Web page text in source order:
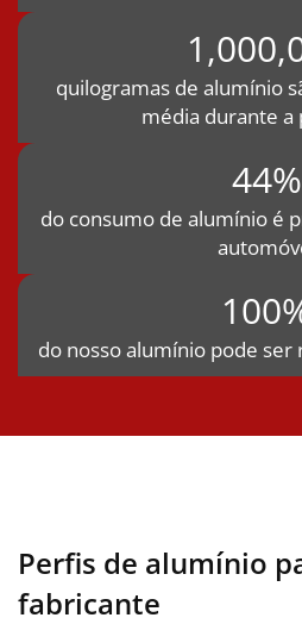
quilogramas de alumínio
média durante a
44%
do consumo de alumínio é
do nosso alumínio pode ser
Perfis de alumínio
fabricante